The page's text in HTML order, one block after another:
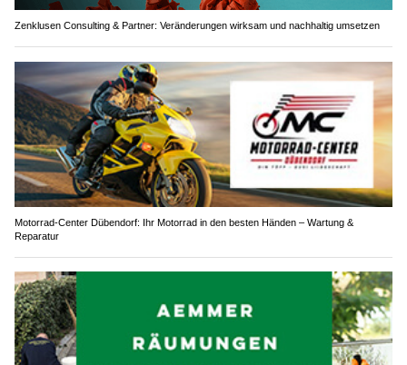
Zenklusen Consulting & Partner: Veränderungen wirksam und nachhaltig umsetzen
Motorrad-Center Dübendorf: Ihr Motorrad in den besten Händen – Wartung &
Reparatur